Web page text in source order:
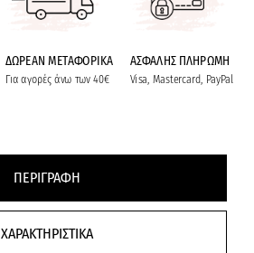
ΔΩΡΕΑΝ ΜΕΤΑΦΟΡΙΚΑ
Για αγορές άνω των 40€
ΑΣΦΑΛΗΣ ΠΛΗΡΩΜΗ
Visa, Mastercard, PayPal
ΠΕΡΙΓΡΑΦΗ
ΧΑΡΑΚΤΗΡΙΣΤΙΚΑ